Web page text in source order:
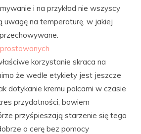
i na przykład nie wszyscy
uwagę na temperaturę, w jakiej
korzystanie skraca na
że wedle etykiety jest jeszcze
dotykanie kremu palcami w czasie
przydatności, bowiem
przyśpieszają starzenie się tego
o cerę bez pomocy